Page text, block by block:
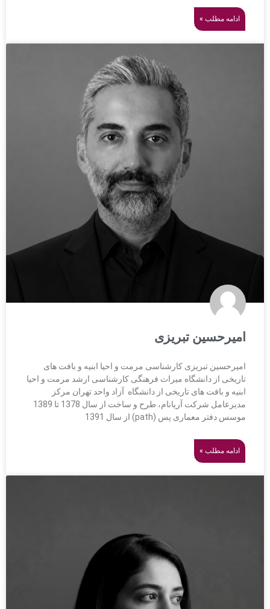
ادامه مطلب »
امیرحسین تبریزی
امیرحسین تبریزی کارشناسی مرمت و احیا ابنیه و بافت های
تاریخی از دانشگاه میراث فرهنگی کارشناسی ارشد مرمت و احیا
ابنیه و بافت های تاریخی از دانشگاه آزاد واحد تهران مرکز
مدیرعامل شرکت آریانام، طرح و ساخت از سال 1378 تا 1389
موسس دفتر معماری پس (path) از سال 1391
ادامه مطلب »